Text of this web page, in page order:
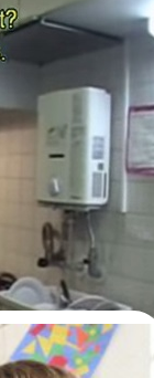
ซากิ โชว์สกิล
ลิสุดฟรุ๊งฟริ๊ง
คงไม่มีใครไม่รู้
งการการ์ตูนญี่ปุ่น
ากับฝีมือการทำรา